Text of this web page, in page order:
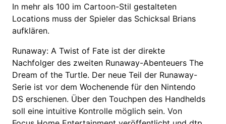
In mehr als 100 im Cartoon-Stil gestalteten
Locations muss der Spieler das Schicksal Brians
aufklären.
Runaway: A Twist of Fate ist der direkte
Nachfolger des zweiten Runaway-Abenteuers The
Dream of the Turtle. Der neue Teil der Runaway-
Serie ist vor dem Wochenende für den Nintendo
DS erschienen. Über den Touchpen des Handhelds
soll eine intuitive Kontrolle möglich sein. Von